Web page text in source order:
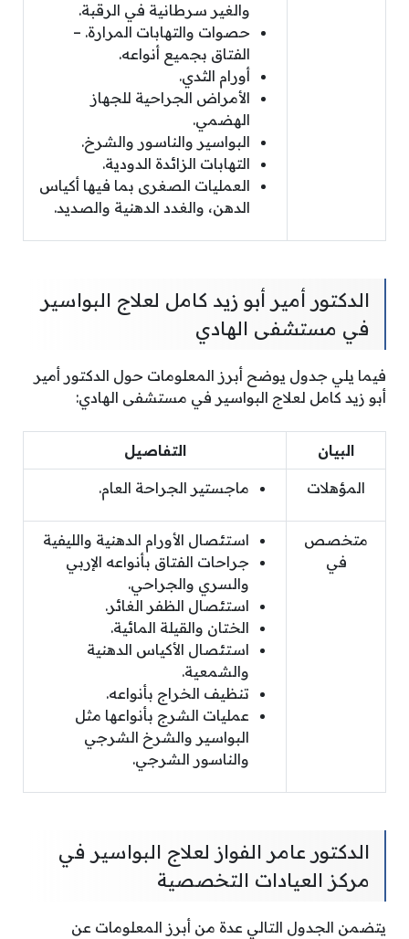
والغير سرطانية في الرقبة.
حصوات والتهابات المرارة. –
الفتاق بجميع أنواعه.
أورام الثدي.
الأمراض الجراحية للجهاز
الهضمي.
البواسير والناسور والشرخ.
التهابات الزائدة الدودية.
العمليات الصغرى بما فيها أكياس
الدهن، والغدد الدهنية والصديد.
الدكتور أمير أبو زيد كامل لعلاج البواسير
في مستشفى الهادي
فيما يلي جدول يوضح أبرز المعلومات حول الدكتور أمير
أبو زيد كامل لعلاج البواسير في مستشفى الهادي:
البيان التفاصيل
المؤهلات ماجستير الجراحة العام.
متخصص
في
استئصال الأورام الدهنية والليفية
جراحات الفتاق بأنواعه الإربي
والسري والجراحي.
استئصال الظفر الغائر.
الختان والقيلة المائية.
استئصال الأكياس الدهنية
والشمعية.
تنظيف الخراج بأنواعه.
عمليات الشرج بأنواعها مثل
البواسير والشرخ الشرجي
والناسور الشرجي.
الدكتور عامر الفواز لعلاج البواسير في
مركز العيادات التخصصية
يتضمن الجدول التالي عدة من أبرز المعلومات عن